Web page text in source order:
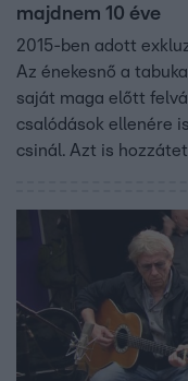
majdnem 10 éve
2015-ben adott
Az énekesnő a
saját maga előtt
csalódások ellenére
csinál. Azt is
kapott rasszista
nemcsak az
Gábor is megszólalt.